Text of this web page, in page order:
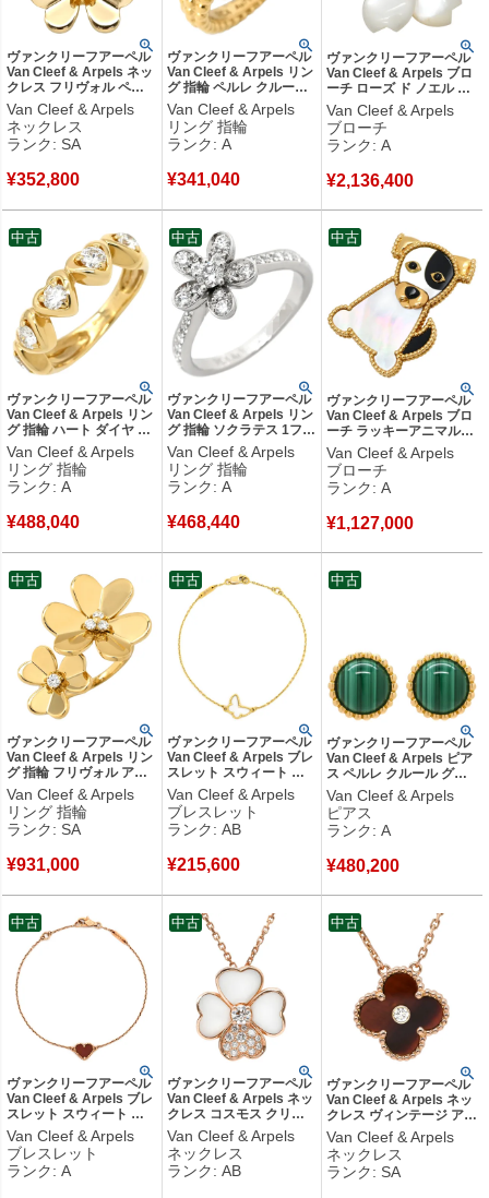
ヴァンクリーフアーペル
Van Cleef & Arpels ネッ
クレス フリヴォル ペン
ダント ミニ イエローゴ
ールド 750YG 1Pダイヤ
VCARP0J100 【中古】
新品同様品
Van Cleef & Arpels
ネックレス
ランク: SA
¥352,800
ヴァンクリーフアーペル
Van Cleef & Arpels リン
グ 指輪 ペルレ クルール
グリーン×イエローゴー
ルド #46(JP6) K18 18K
YG マラカイト マット 6
号 VCARP4DP46 【箱】
Van Cleef & Arpels
リング 指輪
ランク: A
¥341,040
ヴァンクリーフアーペル
Van Cleef & Arpels ブロ
ーチ ローズ ド ノエル ミ
ディアム パールホワイト
Xイエローゴールド
750YG 18K シェル ダイ
ヤモンド VCARA53400
Van Cleef & Arpels
ブローチ
ランク: A
¥2,136,400
ヴァンクリーフアーペル
Van Cleef & Arpels リン
グ 指輪 ハート ダイヤ イ
エローゴールド 750 18K
一列 1文字 11号 【修理
証明書】 【中古】中古美
品
Van Cleef & Arpels
リング 指輪
ランク: A
¥488,040
中古
ヴァンクリーフアーペル
Van Cleef & Arpels リン
グ 指輪 ソクラテス 1フラ
ワー ダイヤ ホワイトゴ
ールド #48(JP8) VCA
Au750 18K 18金 8号
VCARD23700 【箱】
Van Cleef & Arpels
リング 指輪
ランク: A
¥468,440
中古
ヴァンクリーフアーペル
Van Cleef & Arpels ブロ
ーチ ラッキーアニマルズ
ドッグ クリップ パールホ
ワイト×ブラック×イエロ
ーゴールド 750 シェル オ
ニキス VCARP2AU00
Van Cleef & Arpels
ブローチ
ランク: A
¥1,127,000
中古
ヴァンクリーフアーペル
Van Cleef & Arpels リン
グ 指輪 フリヴォル アン
トレ レ ドア イエローゴ
ールド #59(JP19) フラワ
ー 4Pダイヤ 20号
VCARPJMD00 【中古】
Van Cleef & Arpels
リング 指輪
ランク: SA
¥931,000
中古
ヴァンクリーフアーペル
Van Cleef & Arpels ブレ
スレット スウィート パ
ピヨン ホワイト×イエロ
ーゴールド VCA 白
Au750 18K
VCARF69000 【保証
Van Cleef & Arpels
ブレスレット
ランク: AB
¥215,600
中古
ヴァンクリーフアーペル
Van Cleef & Arpels ピア
ス ペルレ クルール グリ
ーン×イエローゴールド
K18 18K YG マラカイト
孔雀石 VCARP4DS00
【中古】中古美品
Van Cleef & Arpels
ピアス
ランク: A
¥480,200
中古
ヴァンクリーフアーペル
Van Cleef & Arpels ブレ
スレット スウィート ハ
ート ブレスレット レッ
ド×ローズゴールド 18K
18金 RG PG カーネリア
ン 紅玉髄 VCARN59L00
Van Cleef & Arpels
ブレスレット
ランク: A
中古
ヴァンクリーフアーペル
Van Cleef & Arpels ネッ
クレス コスモス クリッ
プ ネックレス ミディア
ム パールホワイト×ピン
クゴールド 18K PG RG
ダイヤモンド パール ブ
Van Cleef & Arpels
ネックレス
ランク: AB
中古
ヴァンクリーフアーペル
Van Cleef & Arpels ネッ
クレス ヴィンテージ アル
ハンブラ ブラウン×ロー
ズゴールド 茶 750PG
18K 2017年ホリデー ブ
ルズアイ ダイヤ 【保証
Van Cleef & Arpels
ネックレス
ランク: SA
中古